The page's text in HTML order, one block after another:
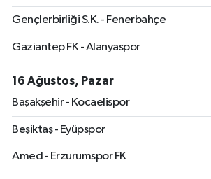
Gençlerbirliği S.K. - Fenerbahçe
Gaziantep FK - Alanyaspor
16 Ağustos, Pazar
Başakşehir - Kocaelispor
Beşiktaş - Eyüpspor
Amed - Erzurumspor FK